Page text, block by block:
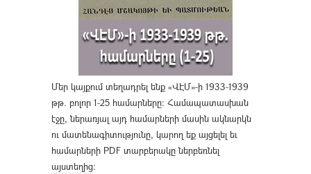
Մեր կայքում տեղադրել ենք «ՎԷՄ»-ի 1933-1939
թթ. բոլոր 1-25 համարները։ Համապատասխան
էջը, ներառյալ այդ համարների մասին ակնարկն
ու մատենագիտությունը, կարող եք այցելել եւ
համարների PDF տարբերակը ներբեռնել
այստեղից։